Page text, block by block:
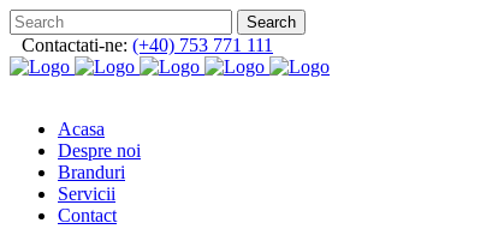
Contactati-ne: (+40) 753 771 111
Acasa
Despre noi
Branduri
Servicii
Contact